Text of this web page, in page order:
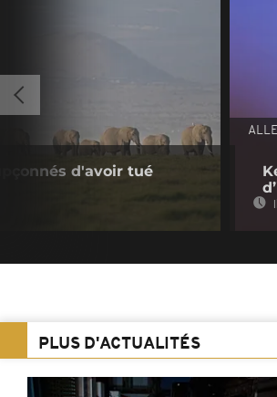
d'avoir tué
PLUS D'ACTUALITÉS